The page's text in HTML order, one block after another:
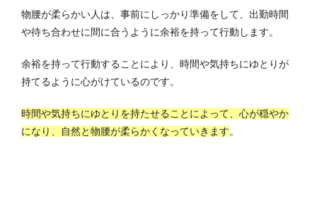
物腰が柔らかい人は、事前にしっかり準備をして、出勤時間
や待ち合わせに間に合うように余裕を持って行動します。
余裕を持って行動することにより、時間や気持ちにゆとりが
持てるように心がけているのです。
時間や気持ちにゆとりを持たせることによって、心が穏やか
になり、自然と物腰が柔らかくなっていきます。